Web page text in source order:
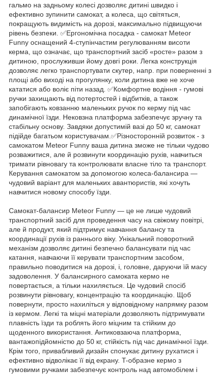
гальмо на задньому колесі дозволяє дитині швидко і
ефективно зупинити самокат, а колеса, що світяться,
покращують видимість на дорозі, максимально підвищуючи
рівень безпеки. ✅Ергономічна посадка - самокат Meteor
Funny оснащений 4-ступінчастим регулюванням висоти
керма, що означає, що транспортний засіб «росте» разом з
дитиною, прослуживши йому довгі роки. Легка конструкція
дозволяє легко транспортувати скутер, напр. при поверненні з
площі або виході на прогулянку, коли дитина вже не хоче
кататися або воліє піти назад. ✅Комфортне водіння - гумові
ручки захищають від потертостей і відбитків, а також
запобігають ковзанню маленьких ручок по керму під час
динамічної їзди. Нековзна платформа забезпечує зручну та
стабільну основу. Завдяки допустимій вазі до 50 кг, самокат
підійде багатьом користувачам.✅Різносторонній розвиток - з
самокатом Meteor Funny ваша дитина зможе не тільки чудово
розважитися, але й розвинути координацію рухів, навчиться
тримати рівновагу та контролювати власне тіло та транспорт.
Керування самокатом за допомогою колеса-балансира —
чудовий варіант для маленьких авантюристів, які хочуть
навчитися новому способу їзди.
Самокат-балансир Meteor Funny — це не лише чудовий
транспортний засіб для проведення часу на свіжому повітрі,
але й продукт, який підтримує навчання балансу та
координації рухів із раннього віку. Унікальний поворотний
механізм дозволяє дитині безпечно балансувати під час
катання, навчаючи її керувати транспортним засобом,
правильно поводитися на дорозі, і, головне, даруючи їй масу
задоволення. У балансирного самоката кермо не
повертається, а тільки нахиляється. Це чудовий спосіб
розвинути рівновагу, концентрацію та координацію. Щоб
повернути, просто нахиліться у відповідному напрямку разом
із кермом. Легкі та міцні матеріали дозволяють підтримувати
плавність їзди та роблять його міцним та стійким до
щоденного використання. Антиковзаюча платформа,
вантажопідйомністю до 50 кг, стійкість під час динамічної їзди.
Крім того, привабливий дизайн спонукає дитину рухатися і
ефективно відволікає її від екрану. T-образне кермо з
гумовими ручками забезпечує контроль над автомобілем і